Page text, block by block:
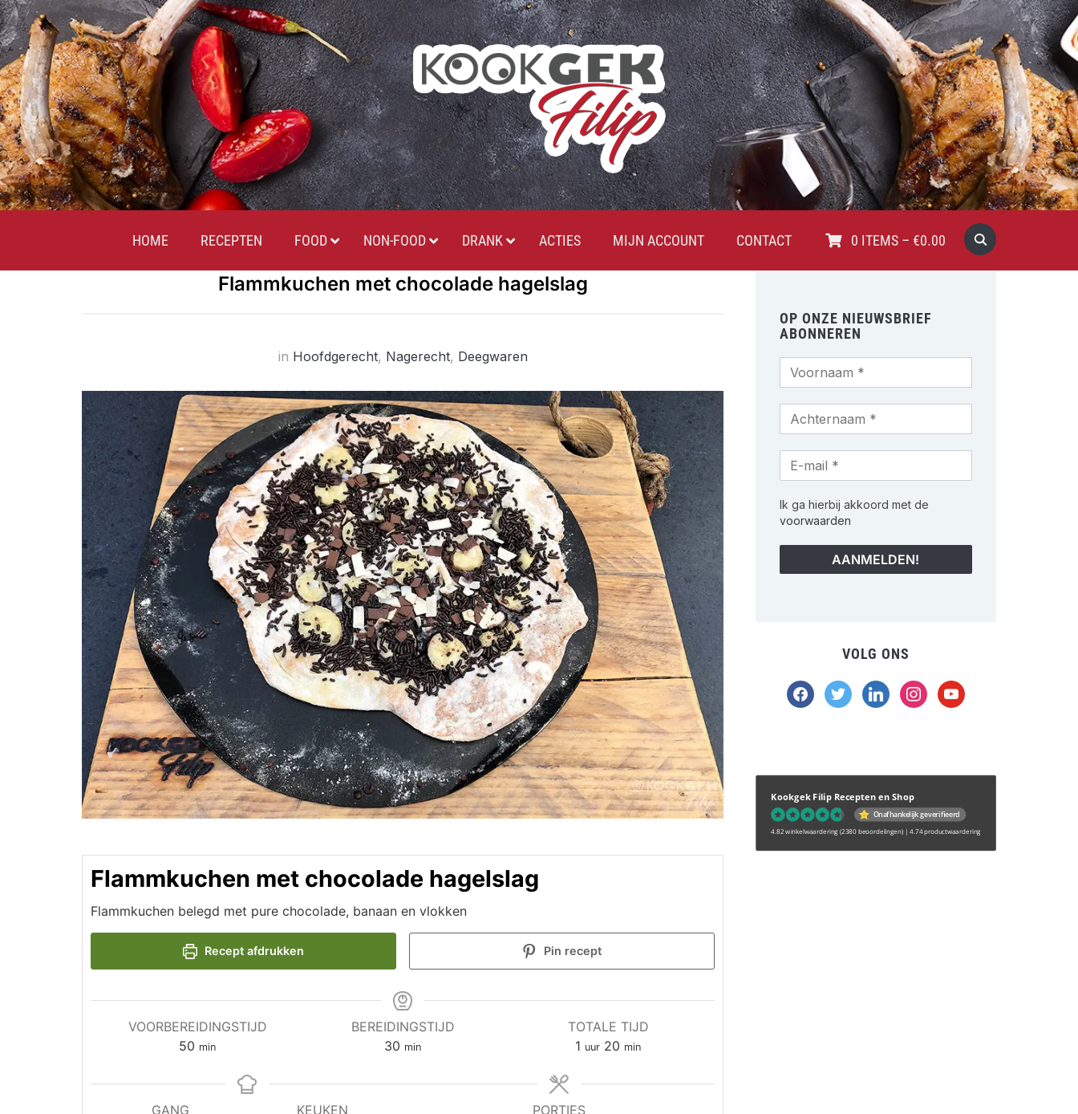
HOME RECEPTEN FOOD NON-FOOD DRANK ACTIES MIJN ACCOUNT CONTACT 0 ITEMS – €0.00
Flammkuchen met chocolade hagelslag
in Hoofdgerecht, Nagerecht, Deegwaren
Flammkuchen met chocolade hagelslag
Flammkuchen belegd met pure chocolade, banaan en vlokken
Recept afdrukken Pin recept
VOORBEREIDINGSTIJD
50 minuten
min
BEREIDINGSTIJD
30 minuten
min
TOTALE TIJD
1 uur
uur 20 minuten
min
GANG
KEUKEN
PORTIES
OP ONZE NIEUWSBRIEF
ABONNEREN
Ik ga hierbij akkoord met de
voorwaarden
VOLG ONS
facebook
twitter linkedininstagramyoutube
Kookgek Filip Recepten en Shop
Onafhankelijk geverifieerd
4.82 winkelwaardering (2380 beoordelingen) |4.74 productwaardering